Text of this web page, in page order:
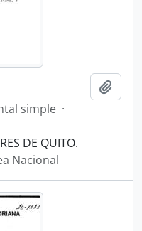
simple ·
DE QUITO.
Nacional